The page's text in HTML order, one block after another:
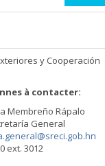
y Cooperación
à contacter:
Membreño Rápalo
General
ext. 3012